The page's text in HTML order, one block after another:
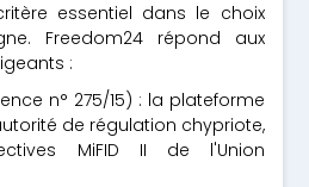
essentiel dans le choix
Freedom24 répond aux
:
n° 275/15) : la plateforme
de régulation chypriote,
MiFID II de l'Union